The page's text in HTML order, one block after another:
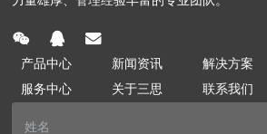
产品中心 新闻资讯 解决方案
服务中心
关于三思 联系我们